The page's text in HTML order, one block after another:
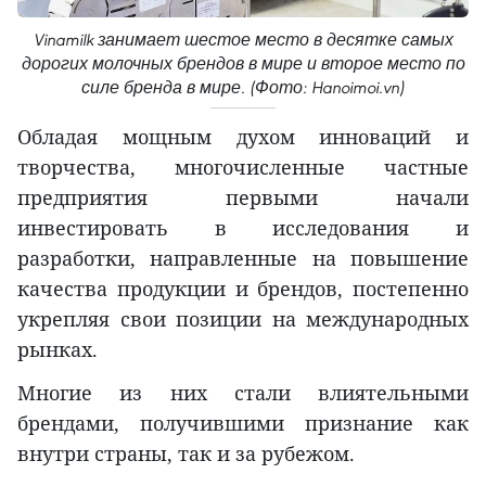
Vinamilk занимает шестое место в десятке самых
дорогих молочных брендов в мире и второе место по
силе бренда в мире. (Фото: Hanoimoi.vn)
Обладая мощным духом инноваций и
творчества, многочисленные частные
предприятия первыми начали
инвестировать в исследования и
разработки, направленные на повышение
качества продукции и брендов, постепенно
укрепляя свои позиции на международных
рынках.
Многие из них стали влиятельными
брендами, получившими признание как
внутри страны, так и за рубежом.